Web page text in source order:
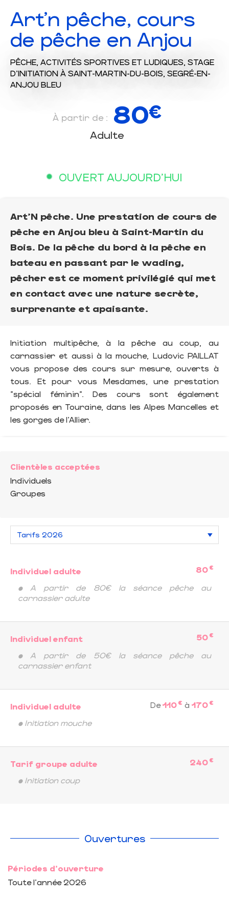
Art'n pêche, cours
de pêche en Anjou
PÊCHE, ACTIVITÉS SPORTIVES ET LUDIQUES, STAGE
D'INITIATION À SAINT-MARTIN-DU-BOIS, SEGRÉ-EN-
ANJOU BLEU
À partir de : 80€
Adulte
OUVERT AUJOURD'HUI
Art'N pêche. Une prestation de cours de
pêche en Anjou bleu à Saint-Martin du
Bois. De la pêche du bord à la pêche en
bateau en passant par le wading,
pêcher est ce moment privilégié qui met
en contact avec une nature secrète,
surprenante et apaisante.
Initiation multipêche, à la pêche au coup, au
carnassier et aussi à la mouche, Ludovic PAILLAT
vous propose des cours sur mesure, ouverts à
tous. Et pour vous Mesdames, une prestation
"spécial féminin". Des cours sont également
proposés en Touraine, dans les Alpes Mancelles et
les gorges de l'Allier.
Clientèles acceptées
Individuels
Groupes
Individuel adulte 80 €
• A partir de 80€ la séance pêche au
carnassier adulte
Individuel enfant 50 €
• A partir de 50€ la séance pêche au
carnassier enfant
Individuel adulte De110 € à170 €
• Initiation mouche
Tarif groupe adulte 240 €
• Initiation coup
Ouvertures
Périodes d'ouverture
Toute l'année 2026